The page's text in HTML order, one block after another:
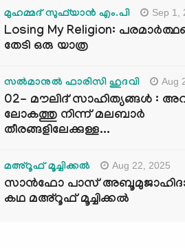
മുഹമ്മദ് സുഫ്‌യാൻ എം.പി Sep 1,
Losing My Religion:
തേടി ഒരു യാത്ര
സൽമാനുൽ ഫാരിസി ഹുദവി Aug
02- മൗലിദ് സാഹിത്യങ്ങൾ :
ലോകത്തു നിന്ന് മലബാർ
തീരങ്ങളിലേക്കുള്ള...
മഅ്റൂഫ് മൂച്ചിക്കല്‍ Aug 22, 2025
സാൻഫോ പാസ്
കഥ മഅ്റൂഫ് മൂച്ചിക്കല്‍